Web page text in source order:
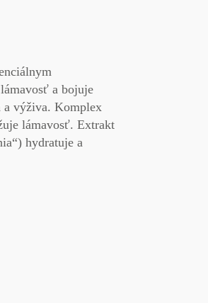
a bojuje
a výživa. Komplex
lámavosť. Extrakt
hydratuje a